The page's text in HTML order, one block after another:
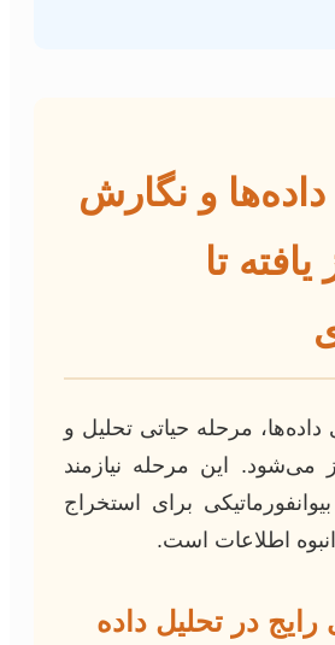
و نگارش
تا
مرحله حیاتی تحلیل و
می‌شود. این مرحله نیازمند
برای استخراج
انبوه اطلاعات است.
رایج در تحلیل داده